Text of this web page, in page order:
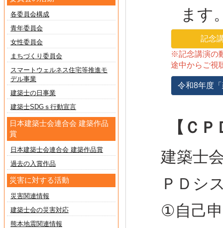
ます
記念
※記念講演の
途中からご視
令和8年度
【Ｃ
建築士
ＰＤシ
①自己
各委員会構成
青年委員会
女性委員会
まちづくり委員会
スマートウェルネス住宅等推進モ
デル事業
建築士の日事業
建築士SDGｓ行動宣言
日本建築士会連合会 建築作品
賞
日本建築士会連合会 建築作品賞
過去の入賞作品
災害に対する活動
災害関連情報
建築士会の災害対応
熊本地震関連情報